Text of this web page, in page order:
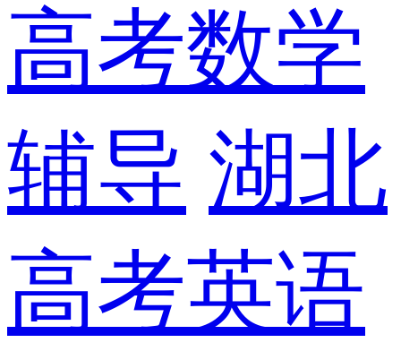
高考数学
辅导 湖北
高考英语